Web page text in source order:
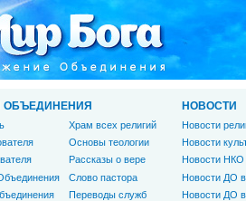
ОБЪЕДИНЕНИЯ
Храм всех религий
Основы теологии
Рассказы о вере
Слово пастора
Переводы служб
НОВОСТИ
Новости
Новости
Новости НКО
Новости ДО
Новости ДО